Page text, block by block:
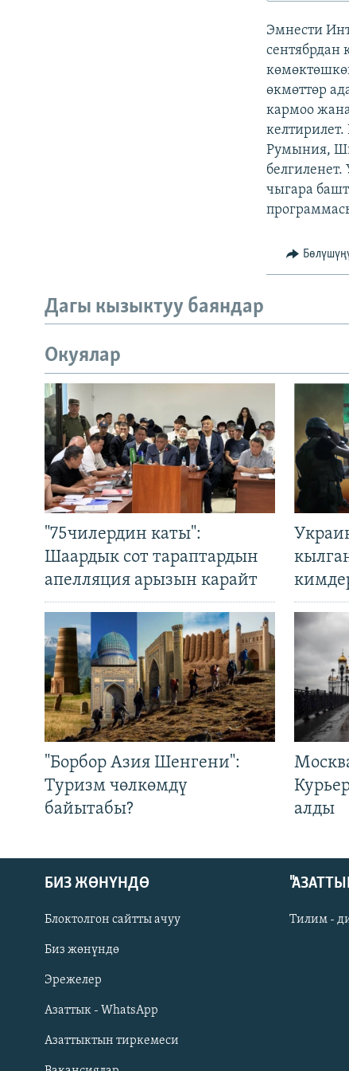
Русский
ОНЛАЙН ШЕРИНЕ
Эмнести
өкмөттөр
кармоо
Румыния,
чыгара
Дагы кызыктуу баяндар
Окуялар
"75чилердин каты":
Шаардык сот тараптардын
апелляция арызын карайт
"Борбор Азия Шенгени":
Туризм чөлкөмдү
байытабы?
алды
БИЗ ЖӨНҮНДӨ
Блоктолгон сайтты ачуу
Биз жөнүндө
Эрежелер
Азаттык - WhatsApp
Азаттыктын тиркемеси
Тилим -